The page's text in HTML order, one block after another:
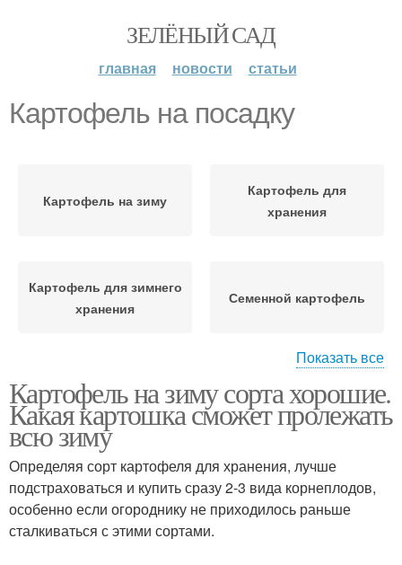
ЗЕЛЁНЫЙ САД
главная новости статьи
Картофель на посадку
Картофель на зиму
Картофель для
хранения
Картофель для зимнего
хранения
Семенной картофель
Картофель к посадке
Показать все
Картофель на зиму сорта хорошие.
Какая картошка сможет пролежать
всю зиму
Определяя сорт картофеля для хранения, лучше
подстраховаться и купить сразу 2-3 вида корнеплодов,
особенно если огороднику не приходилось раньше
сталкиваться с этими сортами.